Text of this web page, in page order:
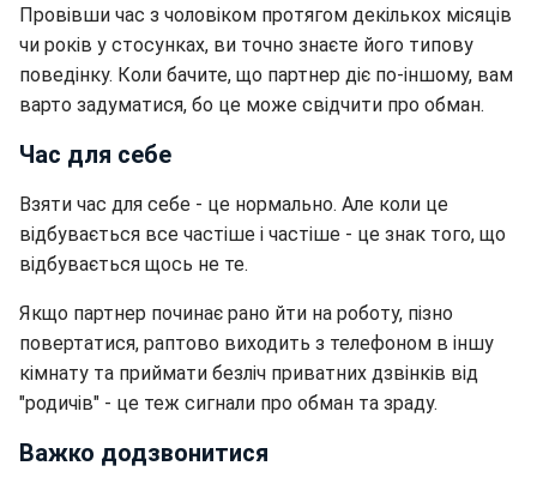
Провівши час з чоловіком протягом декількох місяців
чи років у стосунках, ви точно знаєте його типову
поведінку. Коли бачите, що партнер діє по-іншому, вам
варто задуматися, бо це може свідчити про обман.
Час для себе
Взяти час для себе - це нормально. Але коли це
відбувається все частіше і частіше - це знак того, що
відбувається щось не те.
Якщо партнер починає рано йти на роботу, пізно
повертатися, раптово виходить з телефоном в іншу
кімнату та приймати безліч приватних дзвінків від
"родичів" - це теж сигнали про обман та зраду.
Важко додзвонитися